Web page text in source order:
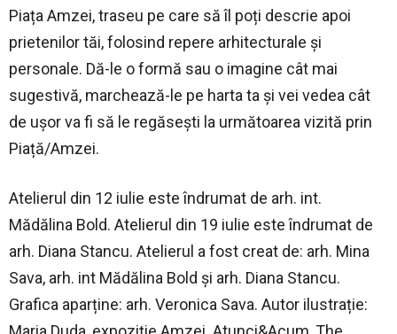
Piața Amzei, traseu pe care să îl poți descrie apoi
prietenilor tăi, folosind repere arhitecturale și
personale. Dă-le o formă sau o imagine cât mai
sugestivă, marchează-le pe harta ta și vei vedea cât
de ușor va fi să le regăsești la următoarea vizită prin
Piață/Amzei.
Atelierul din 12 iulie este îndrumat de arh. int.
Mădălina Bold. Atelierul din 19 iulie este îndrumat de
arh. Diana Stancu. Atelierul a fost creat de: arh. Mina
Sava, arh. int Mădălina Bold și arh. Diana Stancu.
Grafica aparține: arh. Veronica Sava. Autor ilustrație: